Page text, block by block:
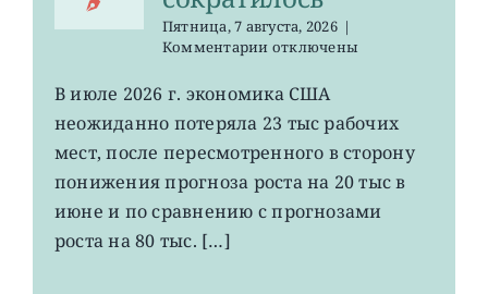
Пятница, 7 августа, 2026 |
Комментариик
VOO:
рабочих
мест
США
неожиданно
отключены
В июле 2026 г. экономика США
неожиданно потеряла 23 тыс рабочих
мест, после пересмотренного в сторону
понижения прогноза роста на 20 тыс в
июне и по сравнению с прогнозами
роста на 80 тыс. […]